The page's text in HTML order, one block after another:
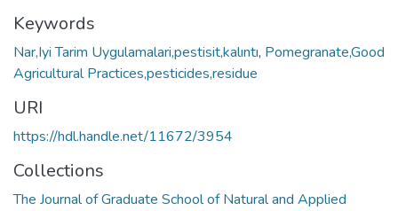
Keywords
Nar,Iyi Tarim Uygulamalari,pestisit,kalıntı, Pomegranate,Good
Agricultural Practices,pesticides,residue
URI
https://hdl.handle.net/11672/3954
Collections
The Journal of Graduate School of Natural and Applied